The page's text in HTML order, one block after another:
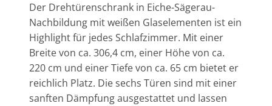
Der Drehtürenschrank in Eiche-Sägerau-
Nachbildung mit weißen Glaselementen ist ein
Highlight für jedes Schlafzimmer. Mit einer
Breite von ca. 306,4 cm, einer Höhe von ca.
220 cm und einer Tiefe von ca. 65 cm bietet er
reichlich Platz. Die sechs Türen sind mit einer
sanften Dämpfung ausgestattet und lassen